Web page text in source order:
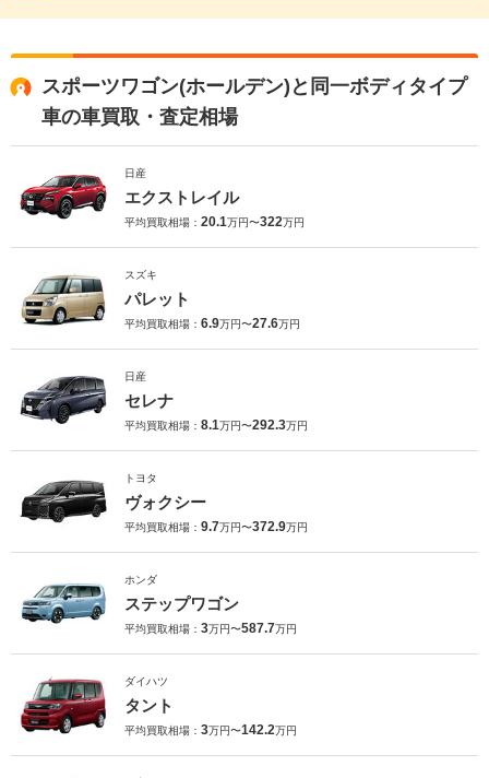
スポーツワゴン(ホールデン)と同一ボディタイプ
車の車買取・査定相場
日産
エクストレイル
平均買取相場： 20.1万円〜322万円
スズキ
パレット
平均買取相場： 6.9万円〜27.6万円
日産
セレナ
平均買取相場： 8.1万円〜292.3万円
トヨタ
ヴォクシー
平均買取相場： 9.7万円〜372.9万円
ホンダ
ステップワゴン
平均買取相場： 3万円〜587.7万円
ダイハツ
タント
平均買取相場： 3万円〜142.2万円